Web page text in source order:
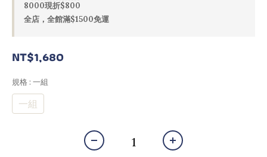
8000現折$800
全店，全館滿$1500免運
NT$1,680
規格 : 一組
一組